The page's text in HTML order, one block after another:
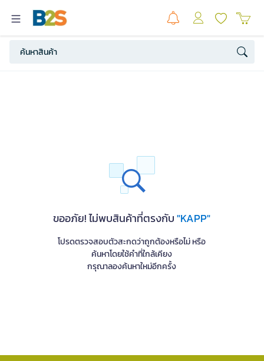
ขออภัย! ไม่พบสินค้าที่ตรงกับ"KAPP"
โปรดตรวจสอบตัวสะกดว่าถูกต้องหรือไม่ หรือ
ค้นหาโดยใช้คำที่ใกล้เคียง
กรุณาลองค้นหาใหม่อีกครั้ง